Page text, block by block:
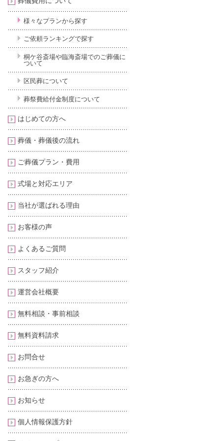
様々なプランから探す
ご依頼ランキングで探す
桐ケ谷斎場や臨海斎場でのご葬儀に
ついて
区民葬について
葬祭費給付金制度について
はじめての方へ
葬儀・葬儀後の流れ
ご葬儀プラン・費用
式場と対応エリア
当社が選ばれる理由
お客様の声
よくあるご質問
スタッフ紹介
運営会社概要
無料相談・事前相談
無料資料請求
お問合せ
お急ぎの方へ
お知らせ
個人情報保護方針